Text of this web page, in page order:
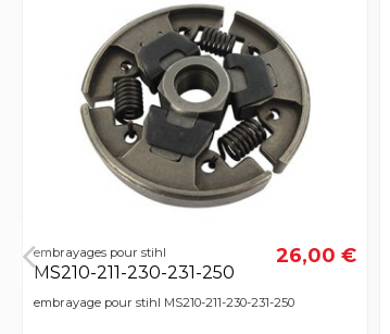
embrayages pour stihl
MS210-211-230-231-250
26,00 €
embrayage pour stihl MS210-211-230-231-250